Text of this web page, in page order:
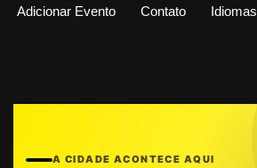
Adicionar Evento
Contato Idiomas
A CIDADE ACONTECE AQUI